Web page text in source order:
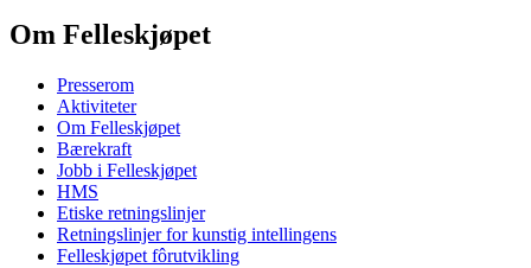
Om Felleskjøpet
Presserom
Aktiviteter
Om Felleskjøpet
Bærekraft
Jobb i Felleskjøpet
HMS
Etiske retningslinjer
Retningslinjer for kunstig intellingens
Felleskjøpet fôrutvikling